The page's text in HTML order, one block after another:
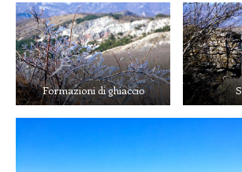
Formazioni di ghiaccio